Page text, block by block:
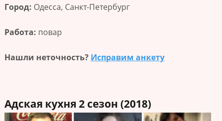
Город: Одесса, Санкт-Петербург
Работа: повар
Нашли неточность? Исправим анкету
Адская кухня 2 сезон (2018)